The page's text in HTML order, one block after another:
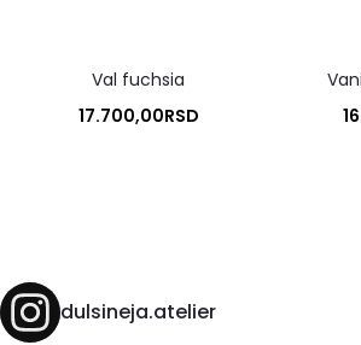
Val fuchsia
17.700,00RSD
dulsineja.atelier